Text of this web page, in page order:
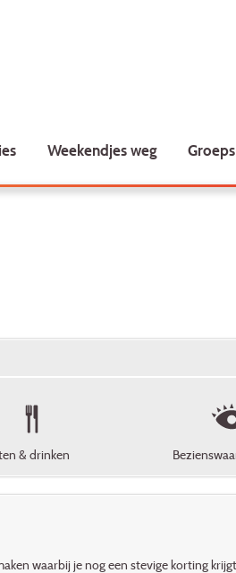
Weekendjes weg
& drinken
waarbij je nog een stevige korting